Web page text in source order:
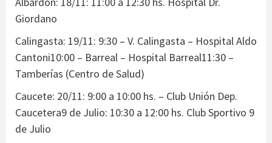
Giordano
Calingasta: 19/11: 9:30 – V. Calingasta – Hospital Aldo
Cantoni10:00 – Barreal – Hospital Barreal11:30 –
Tamberías (Centro de Salud)
Caucete: 20/11: 9:00 a 10:00 hs. – Club Unión Dep.
Caucetera9 de Julio: 10:30 a 12:00 hs. Club Sportivo 9
de Julio